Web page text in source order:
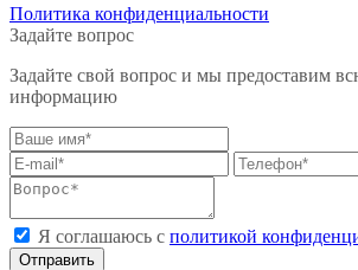
Политика конфиденциальности
Задайте вопрос
Задайте свой вопрос и мы предоставим
информацию
Я соглашаюсь с политикой
Отправить